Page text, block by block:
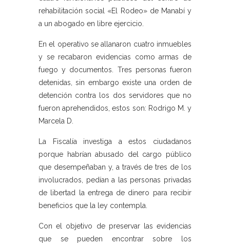
rehabilitación social «El Rodeo» de Manabí y
a un abogado en libre ejercicio.
En el operativo se allanaron cuatro inmuebles
y se recabaron evidencias como armas de
fuego y documentos. Tres personas fueron
detenidas, sin embargo existe una orden de
detención contra los dos servidores que no
fueron aprehendidos, estos son: Rodrigo M. y
Marcela D.
La Fiscalía investiga a estos ciudadanos
porque habrían abusado del cargo público
que desempeñaban y, a través de tres de los
involucrados, pedían a las personas privadas
de libertad la entrega de dinero para recibir
beneficios que la ley contempla.
Con el objetivo de preservar las evidencias
que se pueden encontrar sobre los